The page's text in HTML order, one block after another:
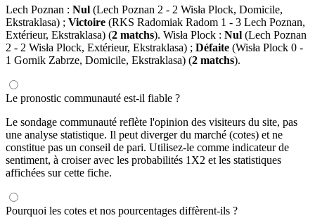
Lech Poznan : Nul (Lech Poznan 2 - 2 Wisła Plock, Domicile,
Ekstraklasa) ; Victoire (RKS Radomiak Radom 1 - 3 Lech Poznan,
Extérieur, Ekstraklasa) (2 matchs). Wisła Plock : Nul (Lech Poznan
2 - 2 Wisła Plock, Extérieur, Ekstraklasa) ; Défaite (Wisła Plock 0 -
1 Gornik Zabrze, Domicile, Ekstraklasa) (2 matchs).
Le pronostic communauté est-il fiable ?
Le sondage communauté reflète l'opinion des visiteurs du site, pas
une analyse statistique. Il peut diverger du marché (cotes) et ne
constitue pas un conseil de pari. Utilisez-le comme indicateur de
sentiment, à croiser avec les probabilités 1X2 et les statistiques
affichées sur cette fiche.
Pourquoi les cotes et nos pourcentages diffèrent-ils ?